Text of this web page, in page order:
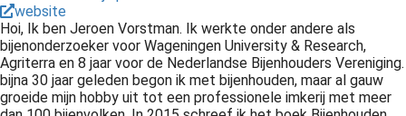
website
Hoi, Ik ben Jeroen Vorstman. Ik werkte onder andere als
bijenonderzoeker voor Wageningen University & Research,
Agriterra en 8 jaar voor de Nederlandse Bijenhouders Vereniging.
bijna 30 jaar geleden begon ik met bijenhouden, maar al gauw
groeide mijn hobby uit tot een professionele imkerij met meer